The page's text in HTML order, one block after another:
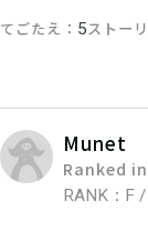
てごたえ 5ストー
Munet
Ranked
RANK：F